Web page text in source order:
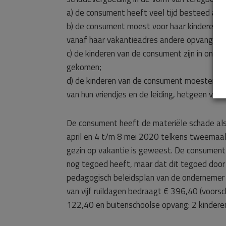
a) de consument heeft veel tijd besteed aan
b) de consument moest voor haar kinderen
vanaf haar vakantieadres andere opvang
c) de kinderen van de consument zijn in
gekomen;
d) de kinderen van de consument moesten
van hun vriendjes en de leiding, hetgeen
De consument heeft de materiële schade
april en 4 t/m 8 mei 2020 telkens
gezin op vakantie is geweest. De
nog tegoed heeft, maar dat dit tegoed
pedagogisch beleidsplan van de
van vijf ruildagen bedraagt € 396,40
122,40 en buitenschoolse opvang: 2